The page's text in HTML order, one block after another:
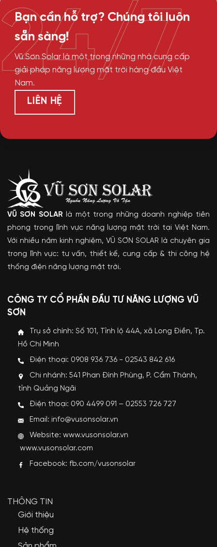
Bạn cần hỗ trợ? Chúng tôi luôn
sẵn sàng!
Vũ Sơn Solar là một trong những nhà cung cấp
giải pháp năng lượng mặt trời hàng đầu Việt
Nam.
LIÊN HỆ
24/7
VŨ SƠN SOLAR là một trong những doanh nghiệp tiên
phong trong lĩnh vực năng lượng mặt trời tại Việt Nam.
Với nhiều năm kinh nghiệm, VŨ SƠN SOLAR là chuyên gia
trong lĩnh vực: tư vấn, thiết kế, cung cấp & thi công hệ
thống điện năng lượng mặt trời.
CÔNG TY CỔ PHẦN ĐẦU TƯ NĂNG LƯỢNG VŨ
SƠN
Trụ sở chính: Số 101, Tỉnh lộ 44A, xã Long Điền, Tp.
Hồ Chí Minh
Điện thoại: 0908 936 736 - 02543 842 616
Chi nhánh: 541 Phan Đình Phùng, P. Cẩm Thành,
tỉnh Quảng Ngãi
Điện thoại: 090 4499 091 – 02553 726 727
Email: info@vusonsolar.vn
Website:www.vusonsolar.vn
www.vusonsolar.com
Facebook: fb.com/vusonsolar
THÔNG TIN
Giới thiệu
Hệ thống